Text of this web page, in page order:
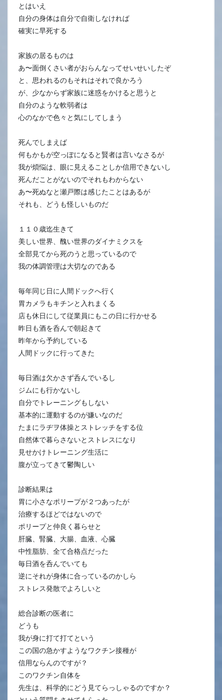
とはいえ
自分の身体は自分で自衛しなければ
確実に早死する
家族の居るものは
あ〜面倒くさい者がおらんなってせいせいしたぞ
と、思われるのもそれはそれで良かろう
が、少なからず家族に迷惑をかけると思うと
自分のような軟弱者は
心のなかで色々と気にしてしまう
死んでしまえば
何もかもが空っぽになると賢者は言いなさるが
我が煩悩は、眼に見えることしか信用できないし
死んだことがないのでそれもわからない
あ〜死ぬなと瀬戸際は感じたことはあるが
それも、どうも怪しいものだ
１１０歳迄生きて
美しい世界、醜い世界のダイナミクスを
全部見てから死のうと思っているので
我の体調管理は大切なのである
毎年同じ日に人間ドックへ行く
胃カメラもキチンと入れまくる
店も休日にして従業員にもこの日に行かせる
昨日も酒を呑んで朝起きて
昨年から予約している
人間ドックに行ってきた
毎日酒は欠かさず呑んでいるし
ジムにも行かないし
自分でトレーニングもしない
基本的に運動するのが嫌いなのだ
たまにラヂヲ体操とストレッチをする位
自然体で暮らさないとストレスになり
見せかけトレーニング生活に
腹が立ってきて鬱陶しい
診断結果は
胃に小さなポリープが２つあったが
治療するほどではないので
ポリープと仲良く暮らせと
肝臓、腎臓、大腸、血液、心臓
中性脂肪、全て合格点だった
毎日酒を呑んでいても
逆にそれが身体に合っているのかしら
ストレス発散でよろしいと
総合診断の医者に
どうも
我が身に打て打てという
この国の急かすようなワクチン接種が
信用ならんのですが？
このワクチン自体を
先生は、科学的にどう見てらっしゃるのですか？